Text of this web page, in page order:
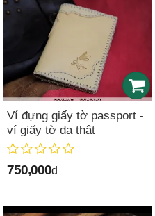
Ví đựng giấy tờ passport -
ví giấy tờ da thật
750,000đ